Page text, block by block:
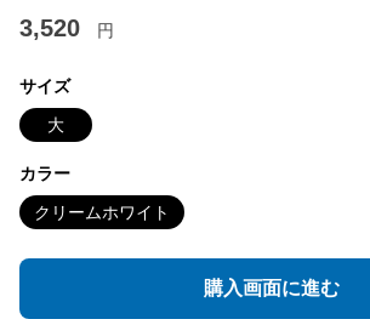
3,520 円
サイズ
大
カラー
クリームホワイト
購入画面に進む